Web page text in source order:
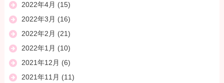
2022年4月 (15)
2022年3月 (16)
2022年2月 (21)
2022年1月 (10)
2021年12月 (6)
2021年11月 (11)